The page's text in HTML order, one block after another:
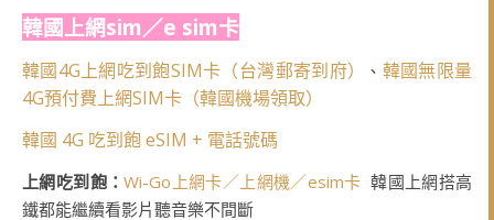
韓國上網sim／e sim卡
韓國4G上網吃到飽SIM卡（台灣郵寄到府） 、 韓國無限量
4G預付費上網SIM卡（韓國機場領取）
韓國 4G 吃到飽 eSIM + 電話號碼
上網吃到飽：Wi-Go上網卡／上網機／esim卡 韓國上網搭高
鐵都能繼續看影片聽音樂不間斷